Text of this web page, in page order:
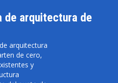
de arquitectura de
arquitectura
de cero,
y